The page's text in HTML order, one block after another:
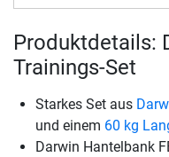
Produktdetails:
Trainings-Set
Starkes Set aus
und einem 60 kg
Darwin Hantelbank